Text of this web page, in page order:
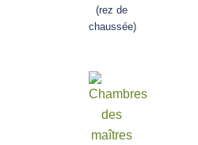
(rez de
chaussée)